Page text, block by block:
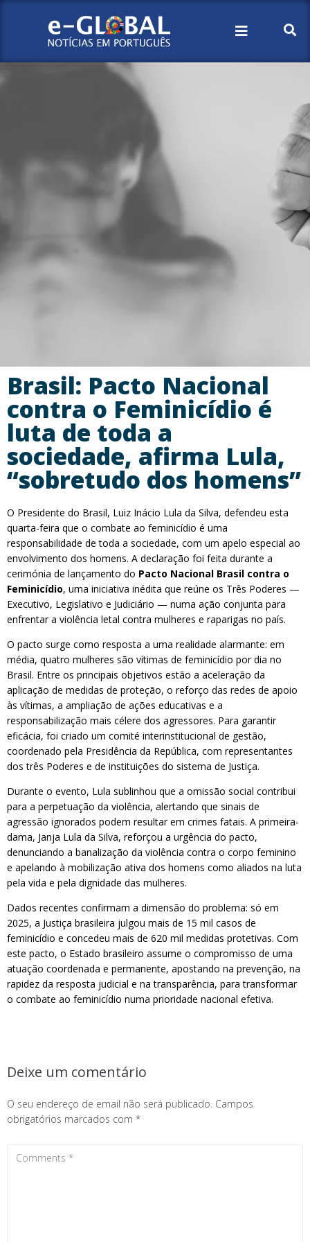
Brasil: Pacto Nacional
contra o Feminicídio é
luta de toda a
sociedade, afirma Lula,
“sobretudo dos homens”
O Presidente do Brasil, Luiz Inácio Lula da Silva, defendeu esta
quarta-feira que o combate ao feminicídio é uma
responsabilidade de toda a sociedade, com um apelo especial ao
envolvimento dos homens. A declaração foi feita durante a
cerimónia de lançamento do Pacto Nacional Brasil contra o
Feminicídio, uma iniciativa inédita que reúne os Três Poderes —
Executivo, Legislativo e Judiciário — numa ação conjunta para
enfrentar a violência letal contra mulheres e raparigas no país.
O pacto surge como resposta a uma realidade alarmante: em
média, quatro mulheres são vítimas de feminicídio por dia no
Brasil. Entre os principais objetivos estão a aceleração da
aplicação de medidas de proteção, o reforço das redes de apoio
às vítimas, a ampliação de ações educativas e a
responsabilização mais célere dos agressores. Para garantir
eficácia, foi criado um comité interinstitucional de gestão,
coordenado pela Presidência da República, com representantes
dos três Poderes e de instituições do sistema de Justiça.
Durante o evento, Lula sublinhou que a omissão social contribui
para a perpetuação da violência, alertando que sinais de
agressão ignorados podem resultar em crimes fatais. A primeira-
dama, Janja Lula da Silva, reforçou a urgência do pacto,
denunciando a banalização da violência contra o corpo feminino
e apelando à mobilização ativa dos homens como aliados na luta
pela vida e pela dignidade das mulheres.
Dados recentes confirmam a dimensão do problema: só em
2025, a Justiça brasileira julgou mais de 15 mil casos de
feminicídio e concedeu mais de 620 mil medidas protetivas. Com
este pacto, o Estado brasileiro assume o compromisso de uma
atuação coordenada e permanente, apostando na prevenção, na
rapidez da resposta judicial e na transparência, para transformar
o combate ao feminicídio numa prioridade nacional efetiva.
Deixe um comentário
O seu endereço de email não será publicado. Campos
obrigatórios marcados com *